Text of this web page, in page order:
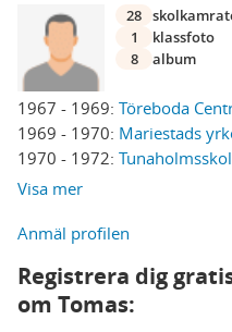
1967 - 1969: Töreboda
1969 - 1970: Mariestads
1970 - 1972:
Visa mer
28
1
klassfoto
8
album
Anmäl profilen
Registrera dig
om Tomas: